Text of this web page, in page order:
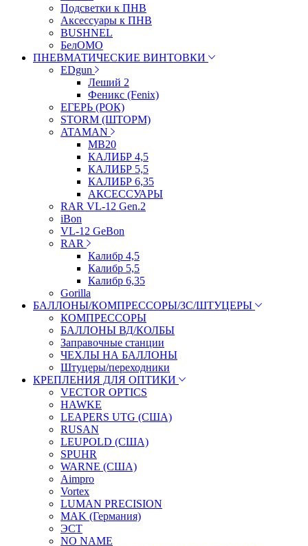
Подсветки к ПНВ
Аксессуары к ПНВ
BUSHNEL
БелОМО
ПНЕВМАТИЧЕСКИЕ ВИНТОВКИ
EDgun
Леший 2
Феникс (Fenix)
ЕГЕРЬ (РОК)
STORM (ШТОРМ)
ATAMAN
МВ20
КАЛИБР 4,5
КАЛИБР 5,5
КАЛИБР 6,35
АКСЕССУАРЫ
RAR VL-12 Gen.2
iBon
VL-12 GeBon
RAR
Калибр 4,5
Калибр 5,5
Калибр 6,35
Gorilla
БАЛЛОНЫ/КОМПРЕССОРЫ/ЗС/ШТУЦЕРЫ
КОМПРЕССОРЫ
БАЛЛОНЫ ВД/КОЛБЫ
Заправочные станции
ЧЕХЛЫ НА БАЛЛОНЫ
Штуцеры/переходники
КРЕПЛЕНИЯ ДЛЯ ОПТИКИ
VECTOR OPTICS
HAWKE
LEAPERS UTG (США)
RUSAN
LEUPOLD (США)
SPUHR
WARNE (США)
Aimpro
Vortex
LUMAN PRECISION
MAK (Германия)
ЭСТ
NO NAME